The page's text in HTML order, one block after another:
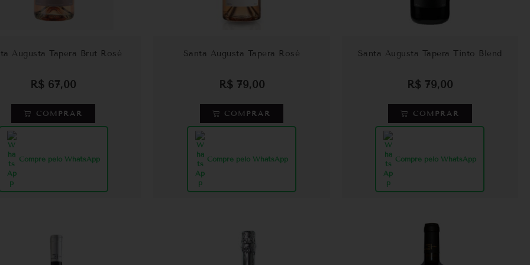
Augusta Tapera Brut Rosé
R$ 67,00
COMPRAR
Compre pelo WhatsApp
Santa Augusta Tapera Rosé
R$79,00
COMPRAR
Compre pelo WhatsApp
Santa Augusta Tapera Tinto Blend
R$79,00
COMPRAR
Compre pelo WhatsApp